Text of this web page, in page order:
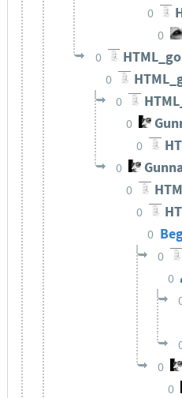
0
0
0 HTML_go
0
0
0
0
0
0
0
0
0
0
0
0